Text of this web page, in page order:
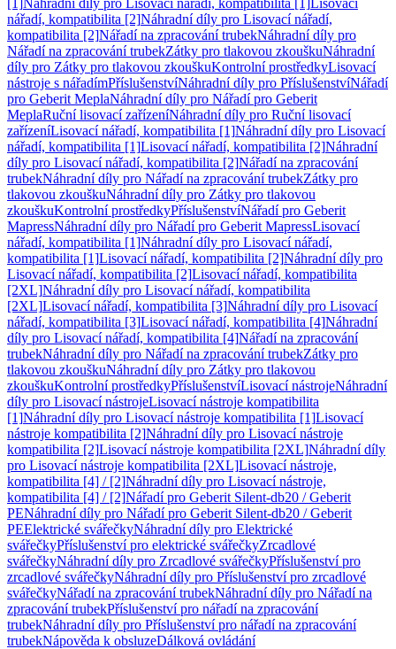
[1]Náhradní díly pro Lisovací nářadí, kompatibilita [1]Lisovací
nářadí, kompatibilita [2]Náhradní díly pro Lisovací nářadí,
kompatibilita [2]Nářadí na zpracování trubekNáhradní díly pro
Nářadí na zpracování trubekZátky pro tlakovou zkouškuNáhradní
díly pro Zátky pro tlakovou zkouškuKontrolní prostředkyLisovací
nástroje s nářadímPříslušenstvíNáhradní díly pro PříslušenstvíNářadí
pro Geberit MeplaNáhradní díly pro Nářadí pro Geberit
MeplaRuční lisovací zařízeníNáhradní díly pro Ruční lisovací
zařízeníLisovací nářadí, kompatibilita [1]Náhradní díly pro Lisovací
nářadí, kompatibilita [1]Lisovací nářadí, kompatibilita [2]Náhradní
díly pro Lisovací nářadí, kompatibilita [2]Nářadí na zpracování
trubekNáhradní díly pro Nářadí na zpracování trubekZátky pro
tlakovou zkouškuNáhradní díly pro Zátky pro tlakovou
zkouškuKontrolní prostředkyPříslušenstvíNářadí pro Geberit
MapressNáhradní díly pro Nářadí pro Geberit MapressLisovací
nářadí, kompatibilita [1]Náhradní díly pro Lisovací nářadí,
kompatibilita [1]Lisovací nářadí, kompatibilita [2]Náhradní díly pro
Lisovací nářadí, kompatibilita [2]Lisovací nářadí, kompatibilita
[2XL]Náhradní díly pro Lisovací nářadí, kompatibilita
[2XL]Lisovací nářadí, kompatibilita [3]Náhradní díly pro Lisovací
nářadí, kompatibilita [3]Lisovací nářadí, kompatibilita [4]Náhradní
díly pro Lisovací nářadí, kompatibilita [4]Nářadí na zpracování
trubekNáhradní díly pro Nářadí na zpracování trubekZátky pro
tlakovou zkouškuNáhradní díly pro Zátky pro tlakovou
zkouškuKontrolní prostředkyPříslušenstvíLisovací nástrojeNáhradní
díly pro Lisovací nástrojeLisovací nástroje kompatibilita
[1]Náhradní díly pro Lisovací nástroje kompatibilita [1]Lisovací
nástroje kompatibilita [2]Náhradní díly pro Lisovací nástroje
kompatibilita [2]Lisovací nástroje kompatibilita [2XL]Náhradní díly
pro Lisovací nástroje kompatibilita [2XL]Lisovací nástroje,
kompatibilita [4] / [2]Náhradní díly pro Lisovací nástroje,
kompatibilita [4] / [2]Nářadí pro Geberit Silent-db20 / Geberit
PENáhradní díly pro Nářadí pro Geberit Silent-db20 / Geberit
PEElektrické svářečkyNáhradní díly pro Elektrické
svářečkyPříslušenství pro elektrické svářečkyZrcadlové
svářečkyNáhradní díly pro Zrcadlové svářečkyPříslušenství pro
zrcadlové svářečkyNáhradní díly pro Příslušenství pro zrcadlové
svářečkyNářadí na zpracování trubekNáhradní díly pro Nářadí na
zpracování trubekPříslušenství pro nářadí na zpracování
trubekNáhradní díly pro Příslušenství pro nářadí na zpracování
trubekNápověda k obsluzeDálková ovládání